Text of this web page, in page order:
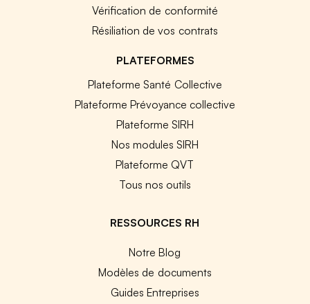
Vérification de conformité
Résiliation de vos contrats
PLATEFORMES
Plateforme Santé Collective
Plateforme Prévoyance collective
Plateforme SIRH
Nos modules SIRH
Plateforme QVT
Tous nos outils
RESSOURCES RH
Notre Blog
Modèles de documents
Guides Entreprises